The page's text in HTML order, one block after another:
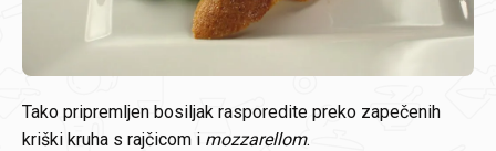
Tako pripremljen bosiljak rasporedite preko zapečenih
kriški kruha s rajčicom i mozzarellom.